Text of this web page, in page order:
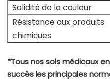
Solidité de la couleur
Résistance aux produits
chimiques
*Tous nos sols médicaux
succès les principales